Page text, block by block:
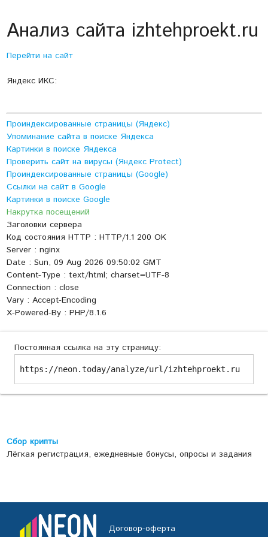
Анализ сайта izhtehproekt.ru
Перейти на сайт
Яндекс ИКС:
Проиндексированные страницы (Яндекс)
Упоминание сайта в поиске Яндекса
Картинки в поиске Яндекса
Проверить сайт на вирусы (Яндекс Protect)
Проиндексированные страницы (Google)
Ссылки на сайт в Google
Картинки в поиске Google
Накрутка посещений
Заголовки сервера
Код состояния HTTP : HTTP/1.1 200 OK
Server : nginx
Date : Sun, 09 Aug 2026 09:50:02 GMT
Content-Type : text/html; charset=UTF-8
Connection : close
Vary : Accept-Encoding
X-Powered-By : PHP/8.1.6
Постоянная ссылка на эту страницу:
https://neon.today/analyze/url/izhtehproekt.ru
Сбор крипты
Лёгкая регистрация, ежедневные бонусы, опросы и задания
Договор-оферта